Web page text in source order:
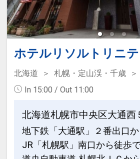
ホテルリソルトリニ
北海道 札幌・定山渓・千歳
In 15:00 / Out 11:00
北海道札幌市中央区大通西
地下鉄「大通駅」２番出口
JR「札幌駅」南口から徒歩